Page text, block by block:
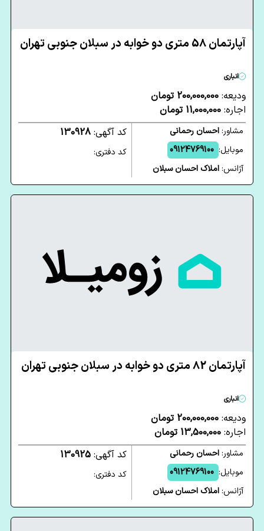
آپارتمان 58 متری دو خوابه در سبلان جنوبی تهران
انباری
ودیعه: 200,000,000 تومان
اجاره: 11,000,000 تومان
مشاور:احسان رحمانی
موبایل: 09124769100
آژانس:املاک احسان سبلان
کد آگهی: 130928
کد دفتری:
آپارتمان 82 متری دو خوابه در سبلان جنوبی تهران
انباری
ودیعه: 200,000,000 تومان
اجاره: 13,500,000 تومان
مشاور:احسان رحمانی
موبایل: 09124769100
آژانس:املاک احسان سبلان
کد آگهی: 130925
کد دفتری: